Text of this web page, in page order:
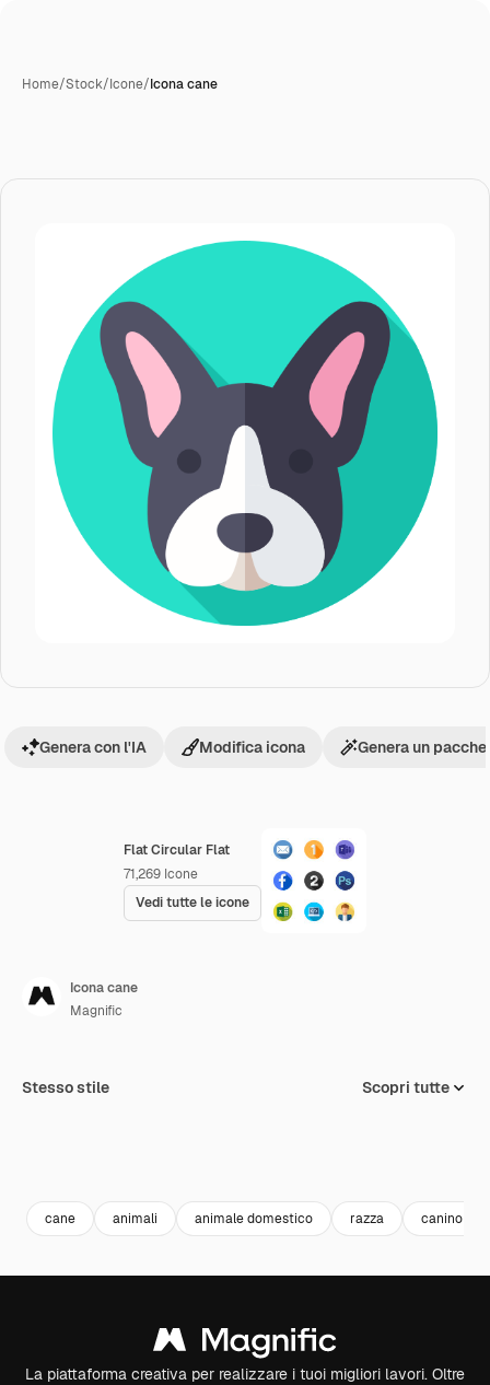
Home/Stock/Icone/Icona cane
Flat Circular Flat
71,269 Icone
Vedi tutte le icone
Genera con l'IA Modifica icona Genera un
Icona cane
Magnific
Stesso stile Scopri tutte
cane animali animale domestico razza canino
La piattaforma creativa per realizzare i tuoi migliori lavori. Oltre